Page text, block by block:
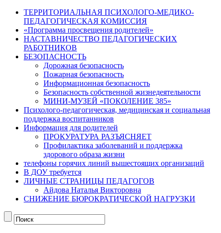
ТЕРРИТОРИАЛЬНАЯ ПСИХОЛОГО-МЕДИКО-
ПЕДАГОГИЧЕСКАЯ КОМИССИЯ
«Программа просвещения родителей»
НАСТАВНИЧЕСТВО ПЕДАГОГИЧЕСКИХ
РАБОТНИКОВ
БЕЗОПАСНОСТЬ
Дорожная безопасность
Пожарная безопасность
Информационная безопасность
Безопасность собственной жизнедеятельности
МИНИ-МУЗЕЙ «ПОКОЛЕНИЕ 385»
Психолого-педагогическая, медицинская и социальная
поддержка воспитанников
Информация для родителей
ПРОКУРАТУРА РАЗЪЯСНЯЕТ
Профилактика заболеваний и поддержка
здорового образа жизни
телефоны горячих линий вышестоящих организаций
В ДОУ требуется
ЛИЧНЫЕ СТРАНИЦЫ ПЕДАГОГОВ
Айдова Наталья Викторовна
СНИЖЕНИЕ БЮРОКРАТИЧЕСКОЙ НАГРУЗКИ